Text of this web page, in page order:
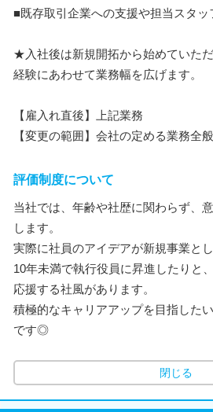
■既存取引企業への支援や担当スタ
★入社後は新規開拓から始めていた
経験にあわせて業務幅を広げます。
【雇入れ直後】上記業務
【変更の範囲】会社の定める業務全般
評価制度について
当社では、年齢や社歴に関わらず、
します。
実際に社員のアイデアが新規事業と
10年未満で執行役員に昇進したりと
応援する社風があります。
積極的なキャリアアップを目指した
です◎
閉じる